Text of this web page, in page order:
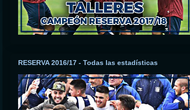
RESERVA 2016/17 - Todas las estadísticas